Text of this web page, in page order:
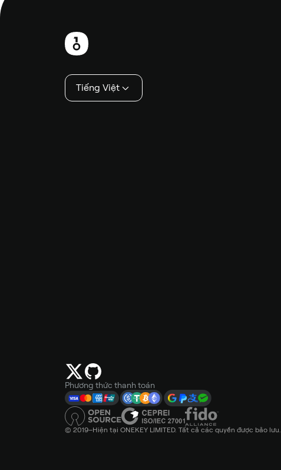
Tiếng Việt
Phương thức thanh toán
© 2019–Hiện tại ONEKEY LIMITED. Tất cả các quyền được bảo lưu.